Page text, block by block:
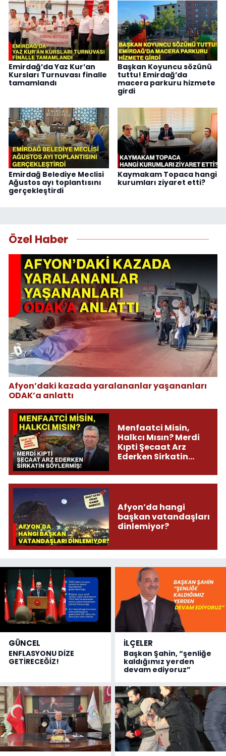
Emirdağ’da Yaz Kur’an
Kursları Turnuvası finalle
tamamlandı
Başkan Koyuncu sözünü
tuttu! Emirdağ’da
macera parkuru hizmete
girdi
Emirdağ Belediye Meclisi
Ağustos ayı toplantısını
gerçekleştirdi
Kaymakam Topaca hangi
kurumları ziyaret etti?
Özel Haber
Afyon’daki kazada yaralananlar yaşananları
ODAK’a anlattı
Menfaatci Misin,
Halkcı Mısın? Merdi
Kıpti Şecaat Arz
Ederken Sirkatin
Afyon’da hangi
başkan vatandaşları
dinlemiyor?
GÜNCEL
ENFLASYONU DİZE
GETİRECEĞİZ!
İLÇELER
Başkan Şahin, “şenliğe
kaldığımız yerden
devam ediyoruz”